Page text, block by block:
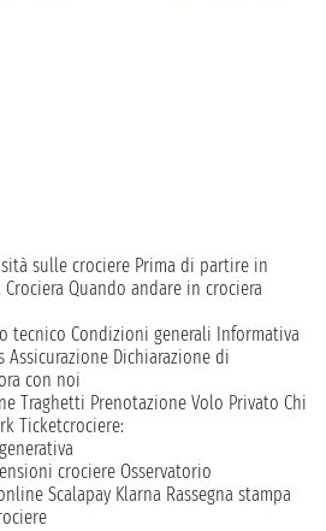
sulle crociere Prima di partire in
Quando andare in crociera
tecnico Condizioni generali Informativa
Assicurazione Dichiarazione di
con noi
Traghetti Prenotazione Volo Privato Chi
Ticketcrociere:
crociere Osservatorio
Scalapay Klarna Rassegna stampa